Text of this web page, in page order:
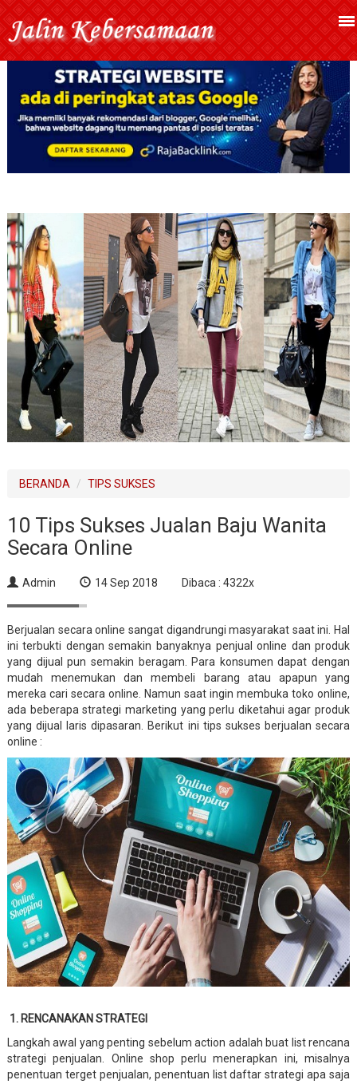
BERANDA TIPS SUKSES
10 Tips Sukses Jualan Baju Wanita
Secara Online
Admin 14 Sep 2018 Dibaca : 4322x
Berjualan secara online sangat digandrungi masyarakat saat ini. Hal
ini terbukti dengan semakin banyaknya penjual online dan produk
yang dijual pun semakin beragam. Para konsumen dapat dengan
mudah menemukan dan membeli barang atau apapun yang
mereka cari secara online. Namun saat ingin membuka toko online,
ada beberapa strategi marketing yang perlu diketahui agar produk
yang dijual laris dipasaran. Berikut ini tips sukses berjualan secara
online :
1. RENCANAKAN STRATEGI
Langkah awal yang penting sebelum action adalah buat list rencana
strategi penjualan. Online shop perlu menerapkan ini, misalnya
penentuan terget penjualan, penentuan list daftar strategi apa saja